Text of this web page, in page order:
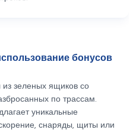
бонусов
зеленых ящиков со
по трассам.
уникальные
снаряды, щиты или